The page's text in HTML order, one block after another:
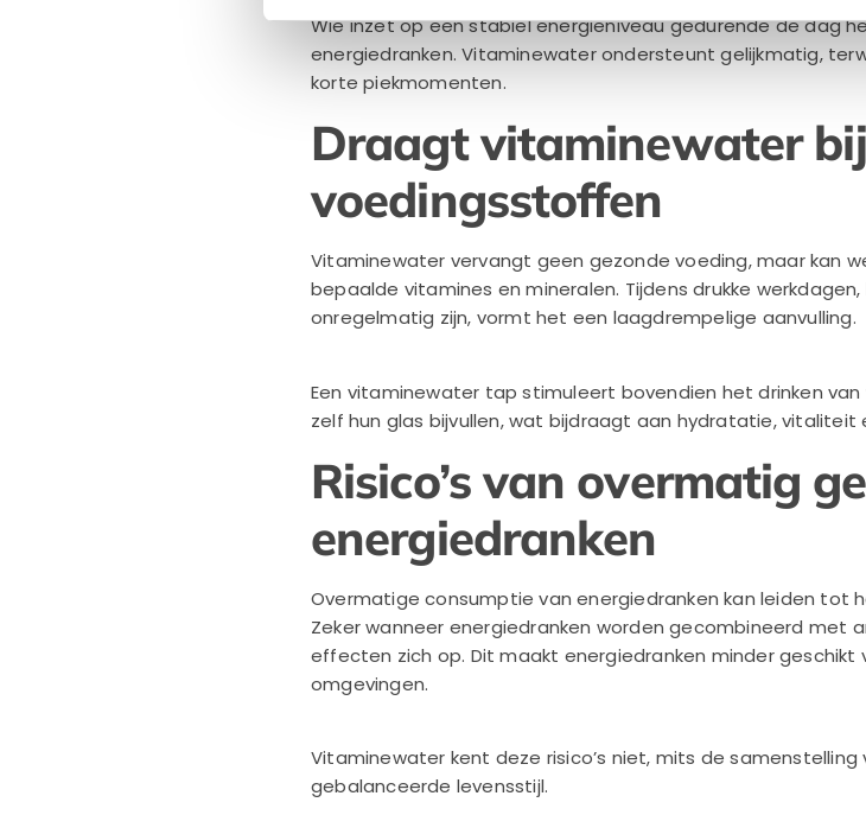
Wie inzet op een stabiel energieniveau gedurende de dag
energiedranken. Vitaminewater ondersteunt gelijkmatig,
korte piekmomenten.
Draagt vitaminewater
voedingsstoffen
Vitaminewater vervangt geen gezonde voeding, maar kan
bepaalde vitamines en mineralen. Tijdens drukke
onregelmatig zijn, vormt het een laagdrempelige aanvulling.
Een vitaminewater tap stimuleert bovendien het drinken
zelf hun glas bijvullen, wat bijdraagt aan hydratatie,
Risico’s van overmatig
energiedranken
Overmatige consumptie van energiedranken kan leiden tot
Zeker wanneer energiedranken worden gecombineerd met
effecten zich op. Dit maakt energiedranken minder geschikt
omgevingen.
Vitaminewater kent deze risico’s niet, mits de
gebalanceerde levensstijl.